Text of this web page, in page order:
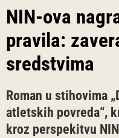
NIN-ova
pravila:
sredstvima
Roman u stihovima
atletskih povreda“,
kroz perspekitvu